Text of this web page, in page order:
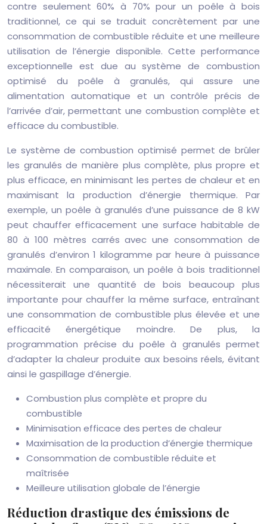
contre seulement 60% à 70% pour un poêle à bois
traditionnel, ce qui se traduit concrètement par une
consommation de combustible réduite et une meilleure
utilisation de l’énergie disponible. Cette performance
exceptionnelle est due au système de combustion
optimisé du poêle à granulés, qui assure une
alimentation automatique et un contrôle précis de
l’arrivée d’air, permettant une combustion complète et
efficace du combustible.
Le système de combustion optimisé permet de brûler
les granulés de manière plus complète, plus propre et
plus efficace, en minimisant les pertes de chaleur et en
maximisant la production d’énergie thermique. Par
exemple, un poêle à granulés d’une puissance de 8 kW
peut chauffer efficacement une surface habitable de
80 à 100 mètres carrés avec une consommation de
granulés d’environ 1 kilogramme par heure à puissance
maximale. En comparaison, un poêle à bois traditionnel
nécessiterait une quantité de bois beaucoup plus
importante pour chauffer la même surface, entraînant
une consommation de combustible plus élevée et une
efficacité énergétique moindre. De plus, la
programmation précise du poêle à granulés permet
d’adapter la chaleur produite aux besoins réels, évitant
ainsi le gaspillage d’énergie.
Combustion plus complète et propre du
combustible
Minimisation efficace des pertes de chaleur
Maximisation de la production d’énergie thermique
Consommation de combustible réduite et
maîtrisée
Meilleure utilisation globale de l’énergie
Réduction drastique des émissions de